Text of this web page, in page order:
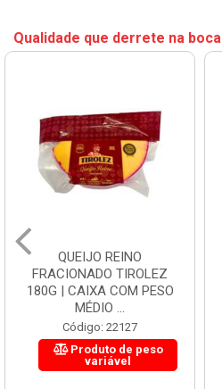
Qualidade que derrete na boca
QUEIJO REINO
FRACIONADO TIROLEZ
180G | CAIXA COM PESO
MÉDIO ...
Código: 22127
Produto de peso
variável